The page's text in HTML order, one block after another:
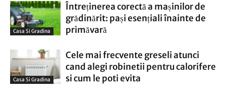
Casa Si Gradina
Întreținerea corectă a mașinilor de
grădinărit: pași esențiali înainte de
primăvară
Casa Si Gradina
Cele mai frecvente greseli atunci
cand alegi robinetii pentru calorifere
si cum le poti evita